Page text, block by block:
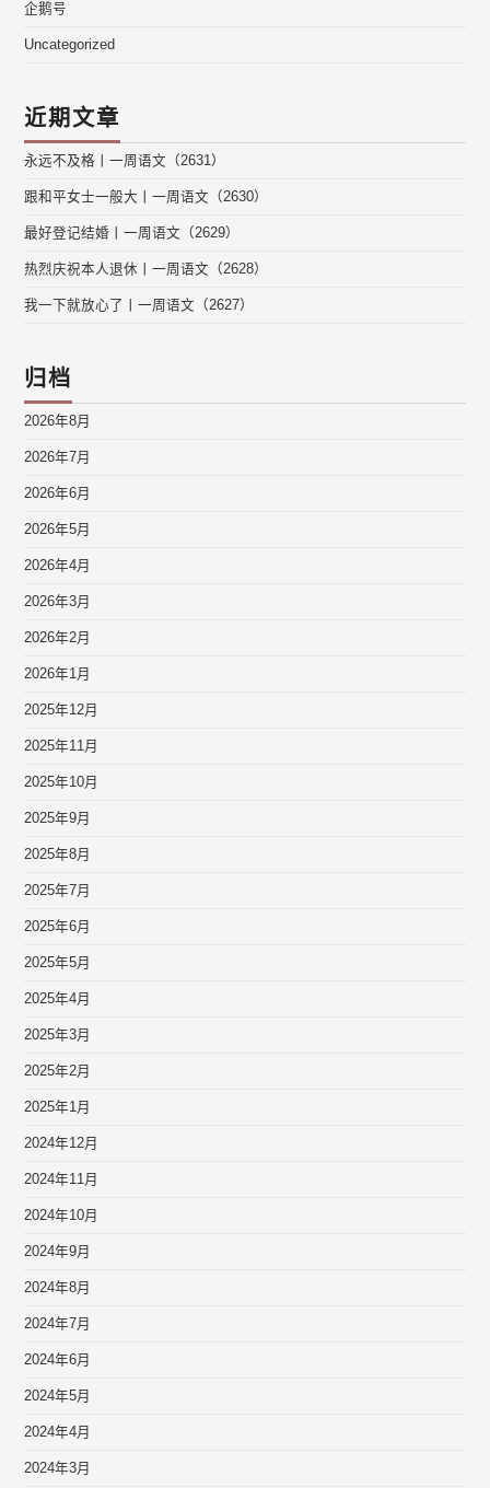
企鹅号
Uncategorized
近期文章
永远不及格丨一周语文（2631）
跟和平女士一般大丨一周语文（2630）
最好登记结婚丨一周语文（2629）
热烈庆祝本人退休丨一周语文（2628）
我一下就放心了丨一周语文（2627）
归档
2026年8月
2026年7月
2026年6月
2026年5月
2026年4月
2026年3月
2026年2月
2026年1月
2025年12月
2025年11月
2025年10月
2025年9月
2025年8月
2025年7月
2025年6月
2025年5月
2025年4月
2025年3月
2025年2月
2025年1月
2024年12月
2024年11月
2024年10月
2024年9月
2024年8月
2024年7月
2024年6月
2024年5月
2024年4月
2024年3月